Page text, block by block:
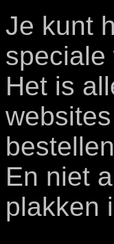
Je kunt
speciale
Het is
En niet
plakken